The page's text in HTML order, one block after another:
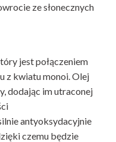
ze słonecznych
jest połączeniem
z kwiatu monoi. Olej
dodając im utraconej
antyoksydacyjnie
czemu będzie